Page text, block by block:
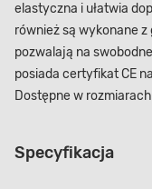
elastyczna i ułatwia
również są wykonane
pozwalają na
posiada certyfikat CE
Dostępne w
Specyfikacja